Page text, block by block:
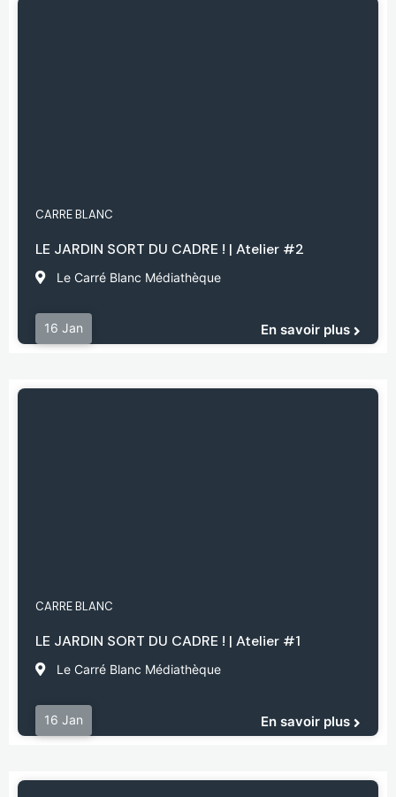
CARRE BLANC
LE JARDIN SORT DU CADRE ! | Atelier #2
Le Carré Blanc Médiathèque
16 Jan En savoir plus
CARRE BLANC
LE JARDIN SORT DU CADRE ! | Atelier #1
Le Carré Blanc Médiathèque
16 Jan En savoir plus